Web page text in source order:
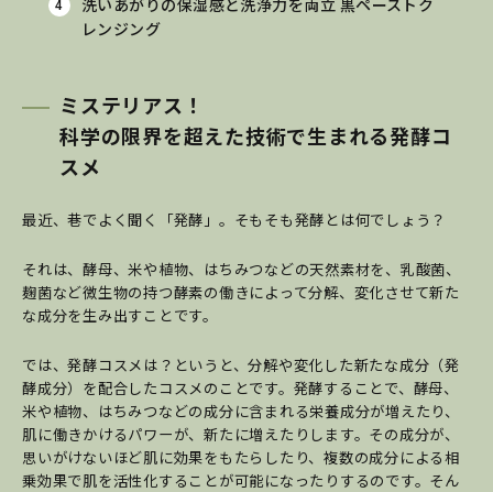
洗いあがりの保湿感と洗浄力を両立 黒ペーストク
レンジング
ミステリアス！
科学の限界を超えた技術で生まれる発酵コ
スメ
最近、巷でよく聞く「発酵」。そもそも発酵とは何でしょう？
それは、酵母、米や植物、はちみつなどの天然素材を、乳酸菌、
麹菌など微生物の持つ酵素の働きによって分解、変化させて新た
な成分を生み出すことです。
では、発酵コスメは？というと、分解や変化した新たな成分（発
酵成分）を配合したコスメのことです。発酵することで、酵母、
米や植物、はちみつなどの成分に含まれる栄養成分が増えたり、
肌に働きかけるパワーが、新たに増えたりします。その成分が、
思いがけないほど肌に効果をもたらしたり、複数の成分による相
乗効果で肌を活性化することが可能になったりするのです。そん